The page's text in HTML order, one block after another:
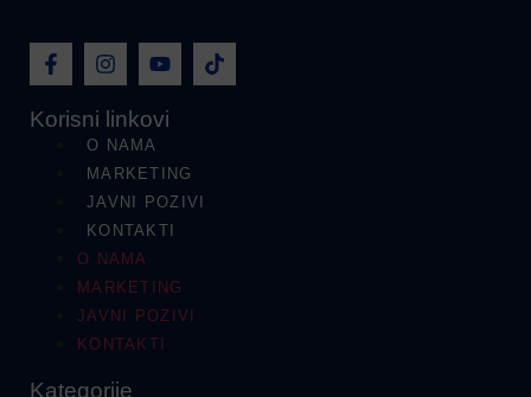
Korisni linkovi
O NAMA
MARKETING
JAVNI POZIVI
KONTAKTI
O NAMA
MARKETING
JAVNI POZIVI
KONTAKTI
Kategorije